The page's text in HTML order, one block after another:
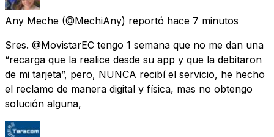
Any Meche (@MechiAny) reportó hace 7 minutos
Sres. @MovistarEC tengo 1 semana que no me dan una
“recarga que la realice desde su app y que la debitaron
de mi tarjeta”, pero, NUNCA recibí el servicio, he hecho
el reclamo de manera digital y física, mas no obtengo
solución alguna,